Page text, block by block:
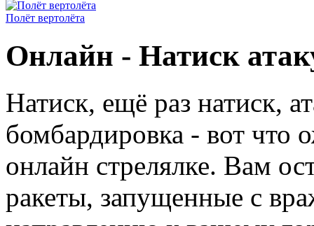
Полёт вертолёта
Онлайн - Натиск
Натиск, ещё раз натиск,
бомбардировка - вот что
онлайн стрелялке. Вам
ракеты, запущенные с